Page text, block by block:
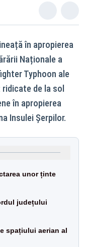
în apropierea
Naționale a
Typhoon ale
de la sol
în apropierea
Insulei Șerpilor.
unor ținte
județului
spațiului aerian al